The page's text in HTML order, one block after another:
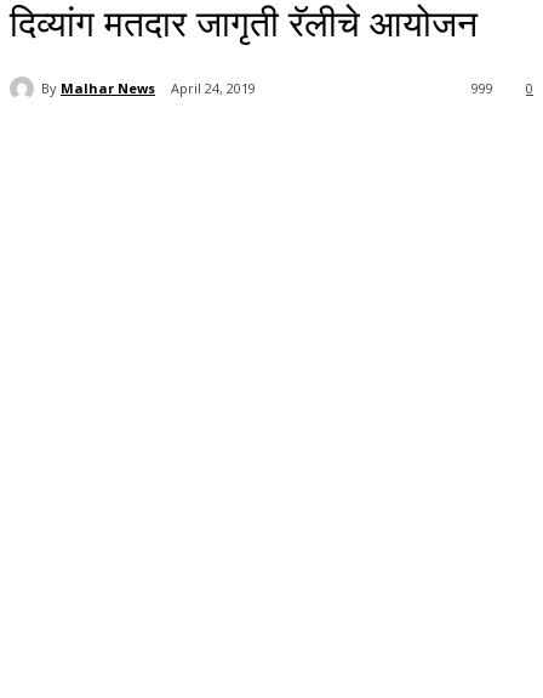
दिव्यांग मतदार जागृती रॅलीचे आयोजन
By Malhar News April 24, 2019 0
999